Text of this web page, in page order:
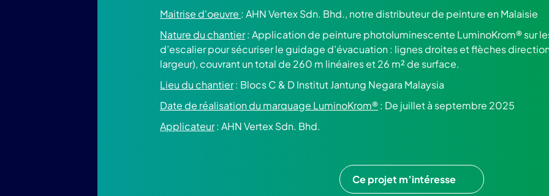
Maitrise d'oeuvre : AHN Vertex Sdn. Bhd., notre distributeur de peinture en Malaisie
Nature du chantier: Application de peinture photoluminescente LuminoKrom® sur
d’escalier pour sécuriser le guidage d’évacuation : lignes droites et flèches
largeur), couvrant un total de 260 m linéaires et 26 m² de surface.
Lieu du chantier: Blocs C & D Institut Jantung Negara Malaysia
Date de réalisation du marquage LuminoKrom®: De juillet à septembre 2025
Applicateur: AHN Vertex Sdn. Bhd.
Ce projet m’intéresse